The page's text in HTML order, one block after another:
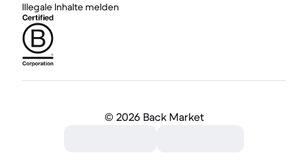
Illegale Inhalte melden
© 2026 Back Market